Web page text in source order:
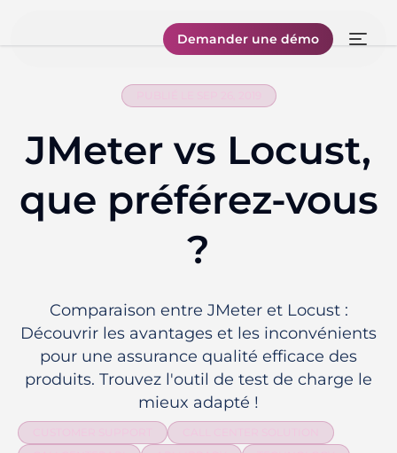
Demander une démo
JMeter vs Locust,
que préférez-vous
?
Comparaison entre JMeter et Locust :
Découvrir les avantages et les inconvénients
pour une assurance qualité efficace des
produits. Trouvez l'outil de test de charge le
mieux adapté !